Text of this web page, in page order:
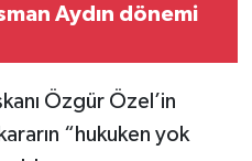
Aydın dönemi
Özgür Özel’in
“hukuken yok